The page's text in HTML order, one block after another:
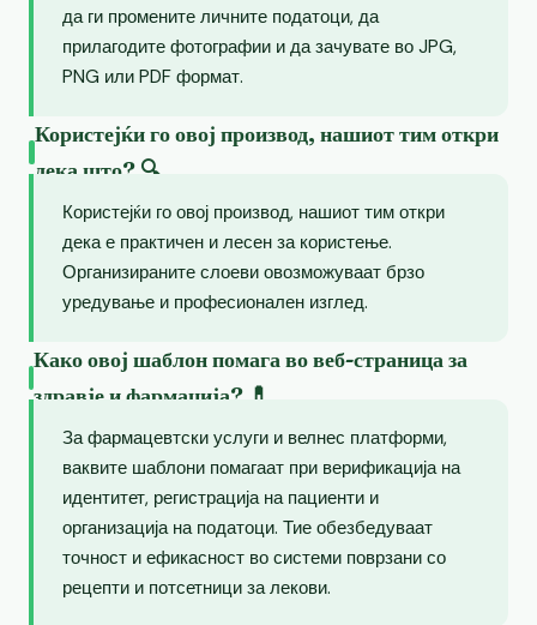
да ги промените личните податоци, да
прилагодите фотографии и да зачувате во JPG,
PNG или PDF формат.
Користејќи го овој производ, нашиот тим откри
дека што? 🔍
Користејќи го овој производ, нашиот тим откри
дека е практичен и лесен за користење.
Организираните слоеви овозможуваат брзо
уредување и професионален изглед.
Како овој шаблон помага во веб-страница за
здравје и фармација? 💊
За фармацевтски услуги и велнес платформи,
ваквите шаблони помагаат при верификација на
идентитет, регистрација на пациенти и
организација на податоци. Тие обезбедуваат
точност и ефикасност во системи поврзани со
рецепти и потсетници за лекови.